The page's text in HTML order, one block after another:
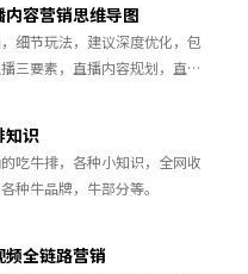
内容营销思维导图
细节玩法，建议深度优化，包
三要素，直播内容规划，直播
知识
吃牛排，各种小知识，全网收
种牛品牌，牛部分等。
频全链路营销